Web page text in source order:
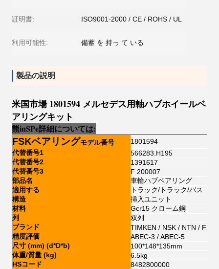
証明書: ISO9001-2000 / CE / ROHS / UL
利用可能性: 備蓄 を 持っ て いる
製品の説明
米国市場 1801594 メルセデス用軸ハブホイールベ
アリングキット
熊inSPe詳細については:
FSKベアリングモデル番号
1801594
代替番号1
566283.H195
代替番号2
1391617
代替番号3
F 200007
部品名
車輪ハブベアリング
適用する
トラック/トラック/バス
構造
挿入ユニット
材料
Gcr15 クローム鋼
列
双列
ブランド
TIMKEN / NSK / NTN /
精度評価
ABEC-3 / ABEC-5
尺寸 (mm) (d*D*b)
100*148*135mm
体重/質量 (kg)
6.5kg
HSコード
8482800000